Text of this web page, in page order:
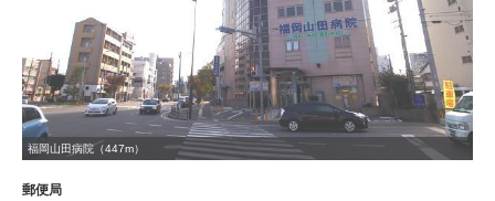
福岡山田病院（447m）
郵便局